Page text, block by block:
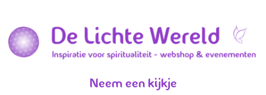
Neem een kijkje